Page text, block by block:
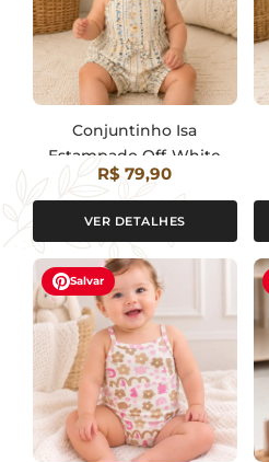
Conjuntinho Isa
Estampado Off-White
R$ 79,90
VER DETALHES
Salvar